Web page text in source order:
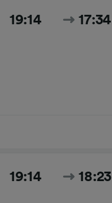
19:14 17:34
19:14 18:23